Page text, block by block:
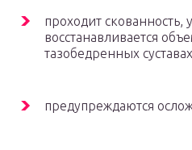
проходит скованность,
восстанавливается
тазобедренных
предупреждаются